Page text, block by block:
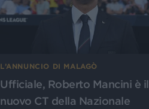
L’ANNUNCIO DI MALAGÒ
Ufficiale, Roberto Mancini è il
nuovo CT della Nazionale